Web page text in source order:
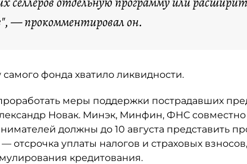
— прокомментировал он.
фонда хватило ликвидности.
меры поддержки пострадавших
Новак. Минэк, Минфин, ФНС
должны до 10 августа представить
отсрочка уплаты налогов и страховых
кредитования.